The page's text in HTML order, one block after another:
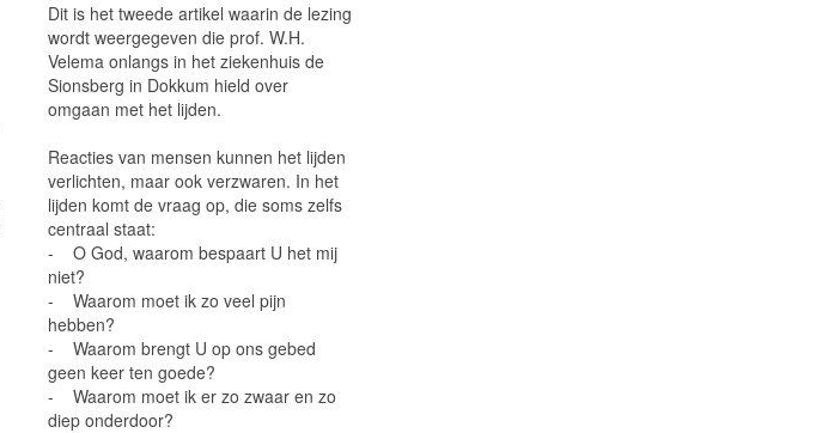
Dit is het tweede artikel waarin de lezing
wordt weergegeven die prof. W.H.
Velema onlangs in het ziekenhuis de
Sionsberg in Dokkum hield over
omgaan met het lijden.
Reacties van mensen kunnen het lijden
verlichten, maar ook verzwaren. In het
lijden komt de vraag op, die soms zelfs
centraal staat:
- O God, waarom bespaart U het mij
niet?
- Waarom moet ik zo veel pijn
hebben?
- Waarom brengt U op ons gebed
geen keer ten goede?
- Waarom moet ik er zo zwaar en zo
diep onderdoor?